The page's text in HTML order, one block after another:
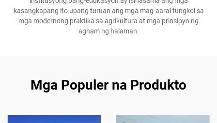
kasangkapang ito upang turuan ang mga mag-aaral tungkol sa
mga modernong praktika sa agrikultura at mga prinsipyo ng
agham ng halaman.
Mga Populer na Produkto